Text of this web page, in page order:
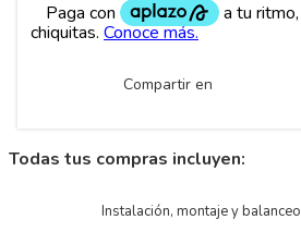
Compartir en
Todas tus compras incluyen:
Instalación, montaje y balanceo